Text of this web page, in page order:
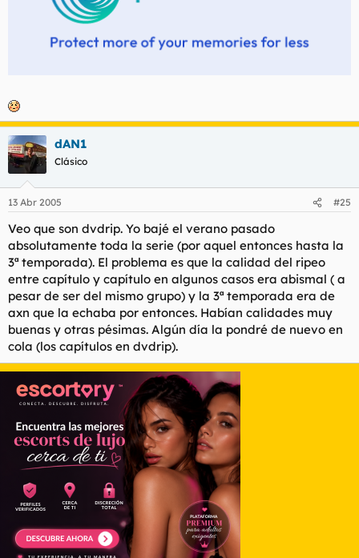
dAN1
Clásico
13 Abr 2005 #25
Veo que son dvdrip. Yo bajé el verano pasado
absolutamente toda la serie (por aquel entonces hasta la
3ª temporada). El problema es que la calidad del ripeo
entre capítulo y capítulo en algunos casos era abismal ( a
pesar de ser del mismo grupo) y la 3ª temporada era de
axn que la echaba por entonces. Habían calidades muy
buenas y otras pésimas. Algún día la pondré de nuevo en
cola (los capítulos en dvdrip).